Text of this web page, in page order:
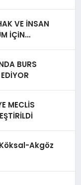
VE İNSAN
İÇiN
BURS
MECLİS
Akgöz